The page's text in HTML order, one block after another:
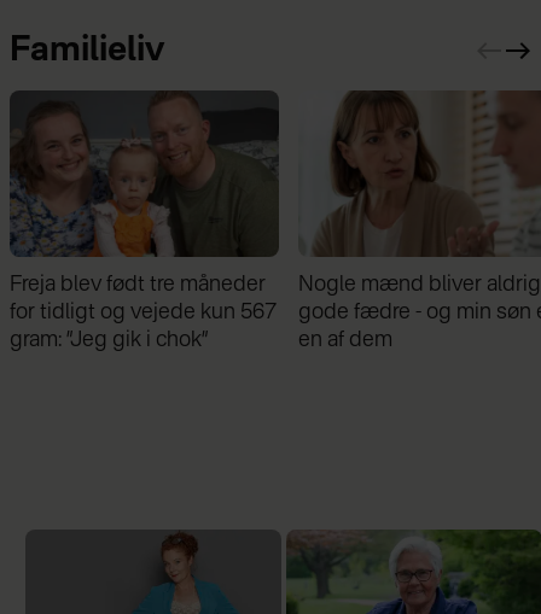
Familieliv
567
Nogle mænd bliver aldrig
gode fædre - og min søn er
en af dem
Samira Nawa:
fantastisk at have
familie, men jeg